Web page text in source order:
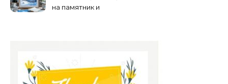
на памятник и